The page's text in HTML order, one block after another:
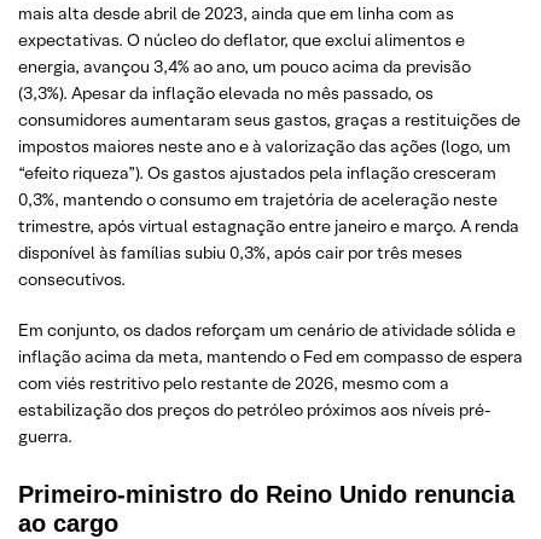
mais alta desde abril de 2023, ainda que em linha com as
expectativas. O núcleo do deflator, que exclui alimentos e
energia, avançou 3,4% ao ano, um pouco acima da previsão
(3,3%). Apesar da inflação elevada no mês passado, os
consumidores aumentaram seus gastos, graças a restituições de
impostos maiores neste ano e à valorização das ações (logo, um
“efeito riqueza”). Os gastos ajustados pela inflação cresceram
0,3%, mantendo o consumo em trajetória de aceleração neste
trimestre, após virtual estagnação entre janeiro e março. A renda
disponível às famílias subiu 0,3%, após cair por três meses
consecutivos.
Em conjunto, os dados reforçam um cenário de atividade sólida e
inflação acima da meta, mantendo o Fed em compasso de espera
com viés restritivo pelo restante de 2026, mesmo com a
estabilização dos preços do petróleo próximos aos níveis pré-
guerra.
Primeiro-ministro do Reino Unido renuncia
ao cargo